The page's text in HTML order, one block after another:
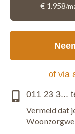
€ 1.958/
of via
Vermeld dat